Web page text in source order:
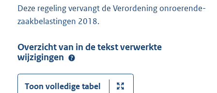
Deze regeling vervangt de Verordening onroerende-
zaakbelastingen 2018.
Overzicht van in de tekst verwerkte
wijzigingen
Toon volledige tabel